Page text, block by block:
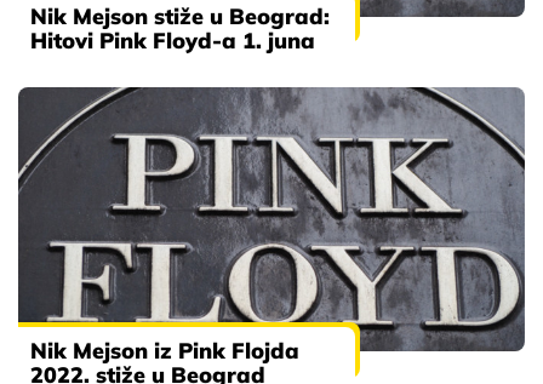
Nik Mejson stiže u Beograd:
Hitovi Pink Floyd-a 1. juna
Nik Mejson iz Pink Flojda
2022. stiže u Beograd